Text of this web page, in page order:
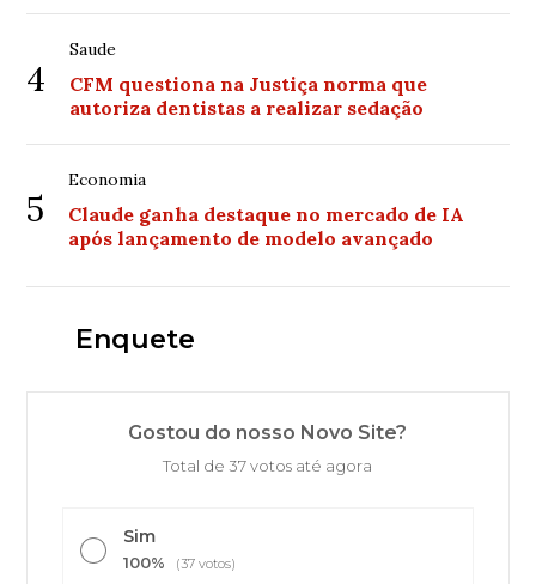
4
Saude
CFM questiona na Justiça norma que
autoriza dentistas a realizar sedação
5
Economia
Claude ganha destaque no mercado de IA
após lançamento de modelo avançado
Enquete
Gostou do nosso Novo Site?
Total de 37 votos até agora
Sim
100% (37 votos)